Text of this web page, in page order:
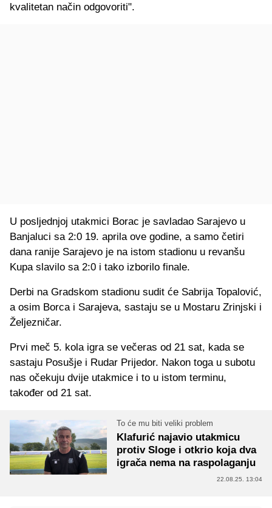
kvalitetan način odgovoriti".
U posljednjoj utakmici Borac je savladao Sarajevo u
Banjaluci sa 2:0 19. aprila ove godine, a samo četiri
dana ranije Sarajevo je na istom stadionu u revanšu
Kupa slavilo sa 2:0 i tako izborilo finale.
Derbi na Gradskom stadionu sudit će Sabrija Topalović,
a osim Borca i Sarajeva, sastaju se u Mostaru Zrinjski i
Željezničar.
Prvi meč 5. kola igra se večeras od 21 sat, kada se
sastaju Posušje i Rudar Prijedor. Nakon toga u subotu
nas očekuju dvije utakmice i to u istom terminu,
također od 21 sat.
To će mu biti veliki problem
Klafurić najavio utakmicu
protiv Sloge i otkrio koja dva
igrača nema na raspolaganju
22.08.25. 13:04